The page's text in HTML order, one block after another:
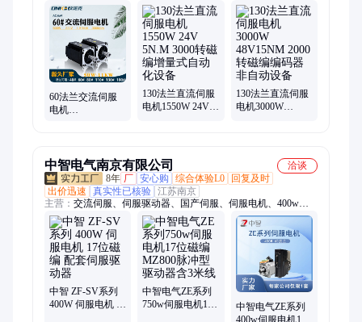
流伺服电机、防爆伺服电机、防水伺服电机、双出轴伺服电机、
交流伺服电机、低温伺服电机、三相伺服电机、大功率伺服电
机、伺服电机、80伺服电机、微型直流伺服电机、直流伺服驱动
器、交流伺服驱动器、直流无刷驱动器、交流无刷驱动器、直流
无刷电机、驱动 电机一体机、伺服驱动器、无刷驱动器、80法
兰直流无刷电机、60法兰直流无刷电、电机驱动控制器
60法兰交流伺服
电机
130法兰直流伺服
电机1550W 24V
130法兰直流伺服
电机3000W
中智电气南京有限公司
洽谈
8年 厂 安心购 综合体验L0
回复及时
出价迅速
真实性已核验 江苏南京
主营： 交流伺服、伺服驱动器、国产伺服、伺服电机、400w伺
服电机、60伺服电机、80伺服电机、40伺服电机、ac伺服电机、
200w伺服电机、750w伺服电机、130伺服、3kw伺服、55kw伺
服、30kw伺服、电机22kw、电机75kw、2kw驱动器、3kw小伺
服、电机伺服、中智伺服、中智电气、功率60伺服、80系列伺
服、电机控制器
中智 ZF-SV系列
400W 伺服电机 17
中智电气ZE系列
750w伺服电机17
中智电气ZE系列
400w伺服电机17